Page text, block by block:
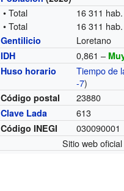
• Total
16 311 hab.
• Total
16 311 hab.
Gentilicio Loretano
IDH 0,861 –
Huso horario
Tiempo de
-7)
Código postal 23880
Clave Lada 613
Código INEGI
030090001
Sitio web oficial